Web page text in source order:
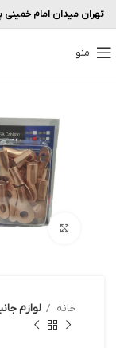
تهران میدان امام خمینی
منو
بزرگنمایی
خانه لوازم